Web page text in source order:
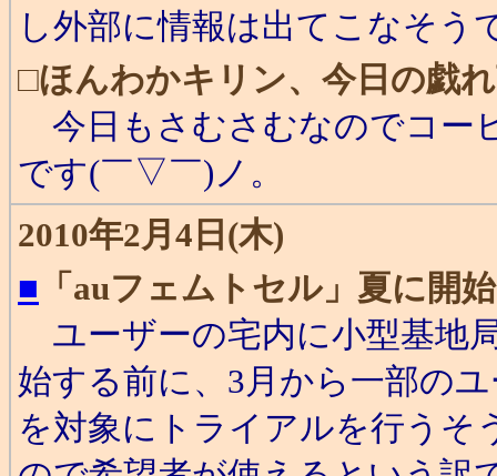
し外部に情報は出てこなそう
□ほんわかキリン、今日の戯
今日もさむさむなのでコー
です(￣▽￣)ノ。
2010年2月4日(木)
■ 「auフェムトセル」夏に開始
ユーザーの宅内に小型基地
始する前に、3月から一部の
を対象にトライアルを行うそ